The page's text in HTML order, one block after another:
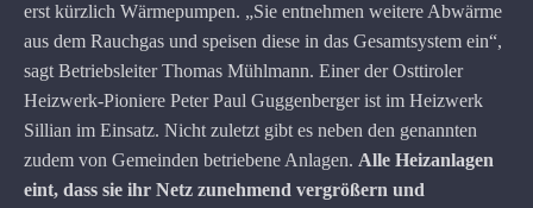
erst kürzlich Wärmepumpen. „Sie entnehmen weitere Abwärme
aus dem Rauchgas und speisen diese in das Gesamtsystem ein“,
sagt Betriebsleiter Thomas Mühlmann. Einer der Osttiroler
Heizwerk-Pioniere Peter Paul Guggenberger ist im Heizwerk
Sillian im Einsatz. Nicht zuletzt gibt es neben den genannten
zudem von Gemeinden betriebene Anlagen. Alle Heizanlagen
eint, dass sie ihr Netz zunehmend vergrößern und